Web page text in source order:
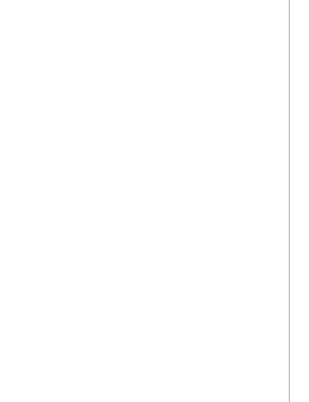
buk - plochá 35x6mm